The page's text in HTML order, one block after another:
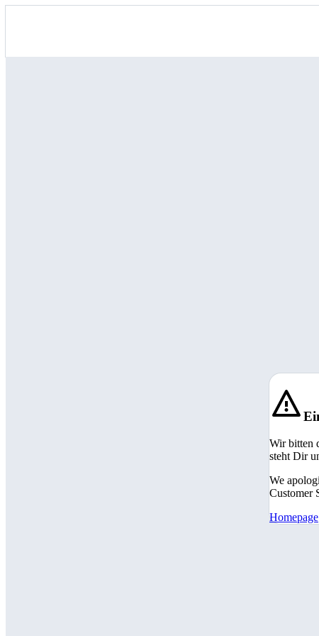
Wir bitten
steht Dir
We
Customer
Homepage